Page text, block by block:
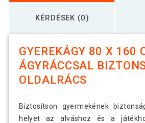
KÉRDÉSEK (0)
GYEREKÁGY 80 X 160
ÁGYRÁCCSAL
OLDALRÁCS
Biztosítson gyermekének
helyet az alváshoz és a